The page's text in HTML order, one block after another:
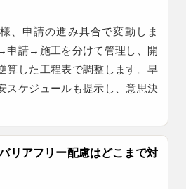
、申請の進み具合で変動しま
請→施工を分けて管理し、開
算した工程表で調整します。早
スケジュールも提示し、意思決
リアフリー配慮はどこまで対